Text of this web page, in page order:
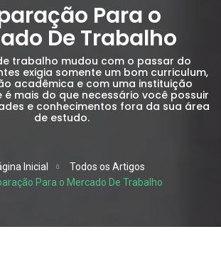
Para o
De Trabalho
trabalho mudou com o passar do
exigia somente um bom curriculum,
acadêmica e com uma instituição
é mais do que necessário você possuir
e conhecimentos fora da sua área
de estudo.
Inicial
Todos os Artigos
Para o Mercado De Trabalho